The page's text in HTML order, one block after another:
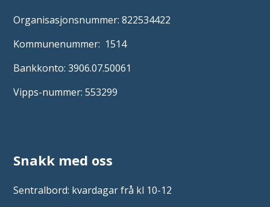
Organisasjonsnummer: 822534422
Kommunenummer: 1514
Bankkonto: 3906.07.50061
Vipps-nummer: 553299
Snakk med oss
Sentralbord: kvardagar frå kl 10-12